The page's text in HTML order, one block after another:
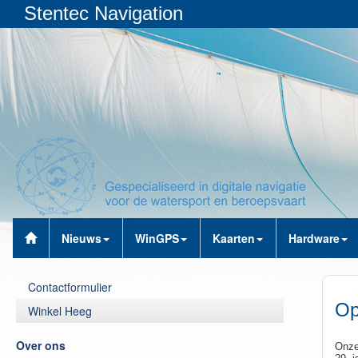
Stentec Navigation
Nieuws WinGPS Kaarten Hardware
Contactformulier
Winkel Heeg
Over ons